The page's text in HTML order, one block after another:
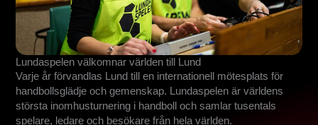
Lundaspelen välkomnar världen till Lund
Varje år förvandlas Lund till en internationell mötesplats för
handbollsglädje och gemenskap. Lundaspelen är världens
största inomhusturnering i handboll och samlar tusentals
spelare, ledare och besökare från hela världen.